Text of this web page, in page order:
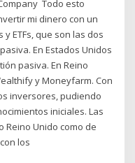
Todo esto
mi dinero con un
ETFs, que son las dos
En Estados Unidos
pasiva. En Reino
y Moneyfarm. Con
inversores, pudiendo
iniciales. Las
Reino Unido como de
los